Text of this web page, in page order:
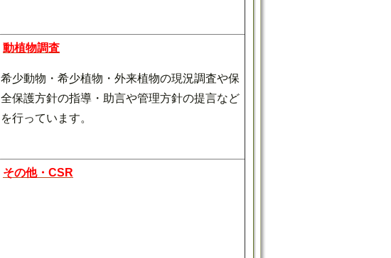
動植物調査
希少動物・希少植物・外来植物の現況調査や保
全保護方針の指導・助言や管理方針の提言など
を行っています。
その他・CSR